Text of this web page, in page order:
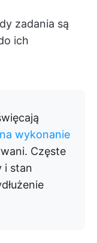
zadania są
ich
wykonanie
Częste
i stan